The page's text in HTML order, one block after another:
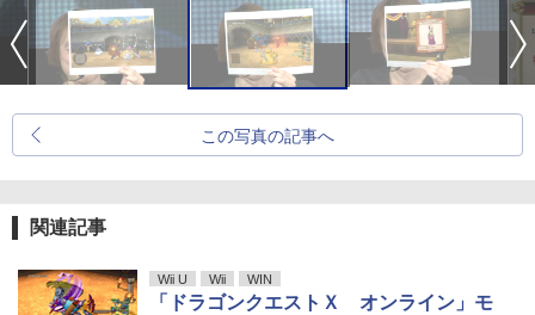
この写真の記事へ
関連記事
Wii U Wii WIN
「ドラゴンクエストＸ オンライン」モ